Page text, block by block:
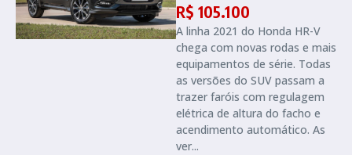
R$ 105.100
A linha 2021 do Honda HR-V
chega com novas rodas e mais
equipamentos de série. Todas
as versões do SUV passam a
trazer faróis com regulagem
elétrica de altura do facho e
acendimento automático. As
ver...